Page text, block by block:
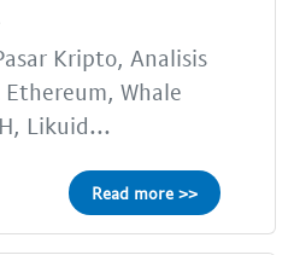
Kripto, Analisis
Whale
Likuid...
Read more >>